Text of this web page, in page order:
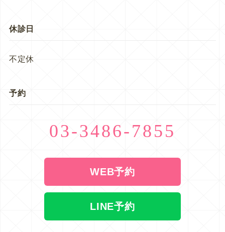
休診日
不定休
予約
03-3486-7855
WEB予約
LINE予約